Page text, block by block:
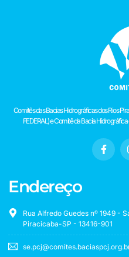
Comitês das Bacias Hidrográficas dos Rios
FEDERAL) e Comitê da Bacia
Endereço
Rua Alfredo Guedes nº 1949 -
Piracicaba-SP - 13416-901